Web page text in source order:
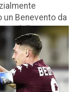
Benevento da
della